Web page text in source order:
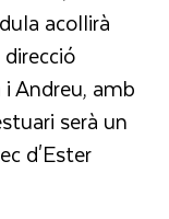
acollirà
Andreu, amb
serà un
d'Ester